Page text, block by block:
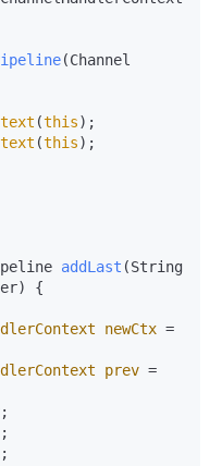
(Channel
(this);
(this);
addLast (String
{
newCtx =
prev =